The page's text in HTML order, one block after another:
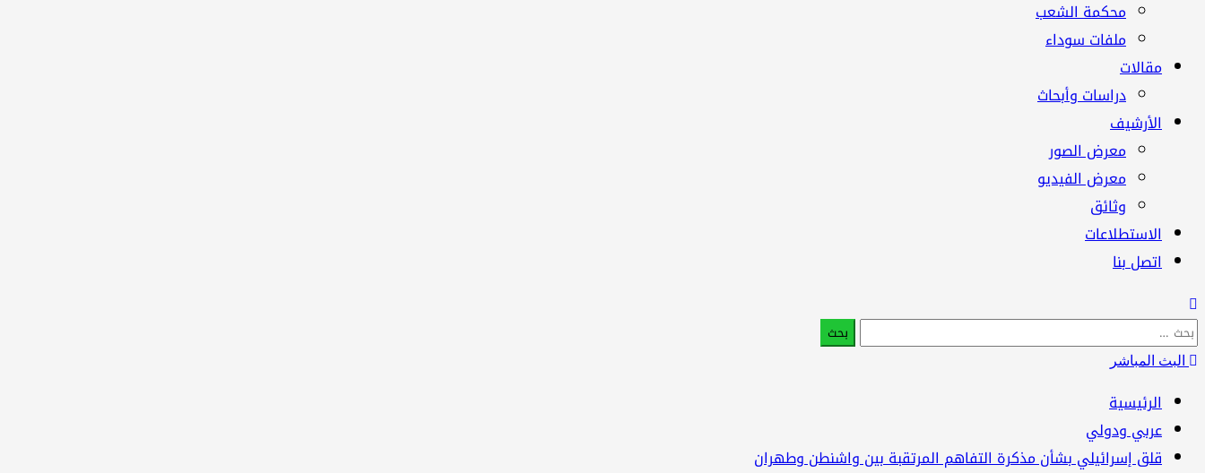
محكمة الشعب
ملفات سوداء
مقالات
دراسات وأبحاث
الأرشيف
معرض الصور
معرض الفيديو
وثائق
الاستطلاعات
اتصل بنا
البحث
عن:البث المباشر
الرئيسية
عربي ودولي
قلق إسرائيلي بشأن مذكرة التفاهم المرتقبة بين واشنطن وطهران